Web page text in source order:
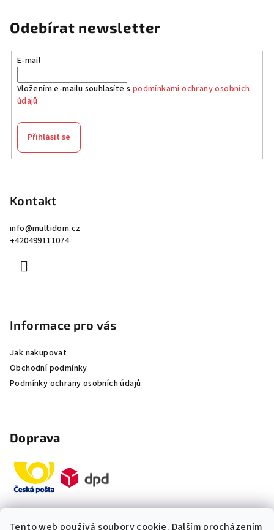
Tento web používá soubory cookie. Dalším procházením
Odebírat newsletter
E-mail
Vložením e-mailu souhlasíte s podmínkami ochrany osobních
údajů
Přihlásit se
Kontakt
info@multidom.cz
+420499111074
Informace pro vás
Jak nakupovat
Obchodní podmínky
Podmínky ochrany osobních údajů
Doprava